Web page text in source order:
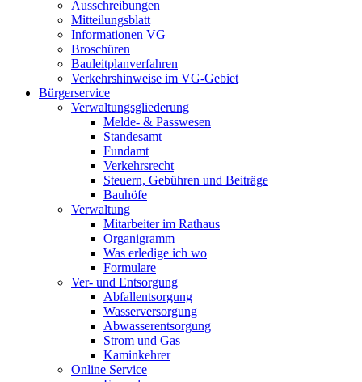
Ausschreibungen
Mitteilungsblatt
Informationen VG
Broschüren
Bauleitplanverfahren
Verkehrshinweise im VG-Gebiet
Bürgerservice
Verwaltungsgliederung
Melde- & Passwesen
Standesamt
Fundamt
Verkehrsrecht
Steuern, Gebühren und Beiträge
Bauhöfe
Verwaltung
Mitarbeiter im Rathaus
Organigramm
Was erledige ich wo
Formulare
Ver- und Entsorgung
Abfallentsorgung
Wasserversorgung
Abwasserentsorgung
Strom und Gas
Kaminkehrer
Online Service